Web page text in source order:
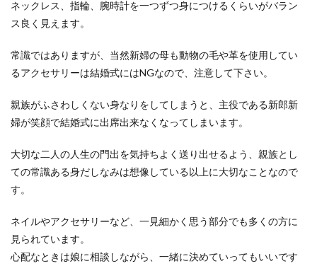
ネックレス、指輪、腕時計を一つずつ身につけるくらいがバラン
ス良く見えます。
常識ではありますが、当然新婦の母も動物の毛や革を使用してい
るアクセサリーは結婚式にはNGなので、注意して下さい。
親族がふさわしくない身なりをしてしまうと、主役である新郎新
婦が笑顔で結婚式に出席出来なくなってしまいます。
大切な二人の人生の門出を気持ちよく送り出せるよう、親族とし
ての常識ある身だしなみは想像している以上に大切なことなので
す。
ネイルやアクセサリーなど、一見細かく思う部分でも多くの方に
見られています。
心配なときは娘に相談しながら、一緒に決めていってもいいです